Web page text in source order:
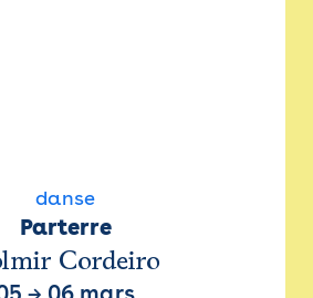
danse
Parterre
Cordeiro